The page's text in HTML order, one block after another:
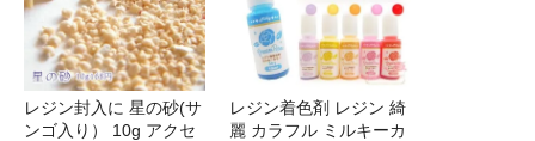
レジン封入に 星の砂(サ
ンゴ入り） 10g アクセ
レジン着色剤 レジン 綺
麗 カラフル ミルキーカ